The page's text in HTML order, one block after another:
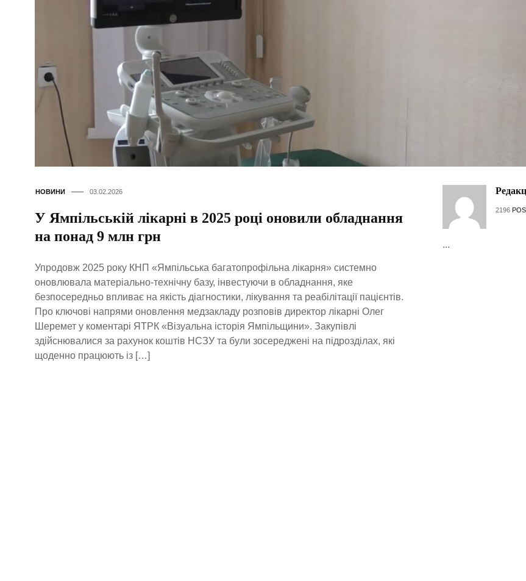
НОВИНИ 03.02.2026
У Ямпільській лікарні в 2025 році оновили обладнання
на понад 9 млн грн
Упродовж 2025 року КНП «Ямпільська багатопрофільна лікарня» системно
оновлювала матеріально-технічну базу, інвестуючи в обладнання, яке
безпосередньо впливає на якість діагностики, лікування та реабілітації пацієнтів.
Про ключові напрями оновлення медзакладу розповів директор лікарні Олег
Шеремет у коментарі ЯТРК «Візуальна історія Ямпільщини». Закупівлі
здійснювалися за рахунок коштів НСЗУ та були зосереджені на підрозділах, які
щоденно працюють із […]
2196
...